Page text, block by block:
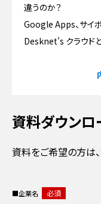
違うのか？
Google Apps、サイ
Desknet's クラウド
資料ダウンロ
資料をご希望の方は
企業名 必須